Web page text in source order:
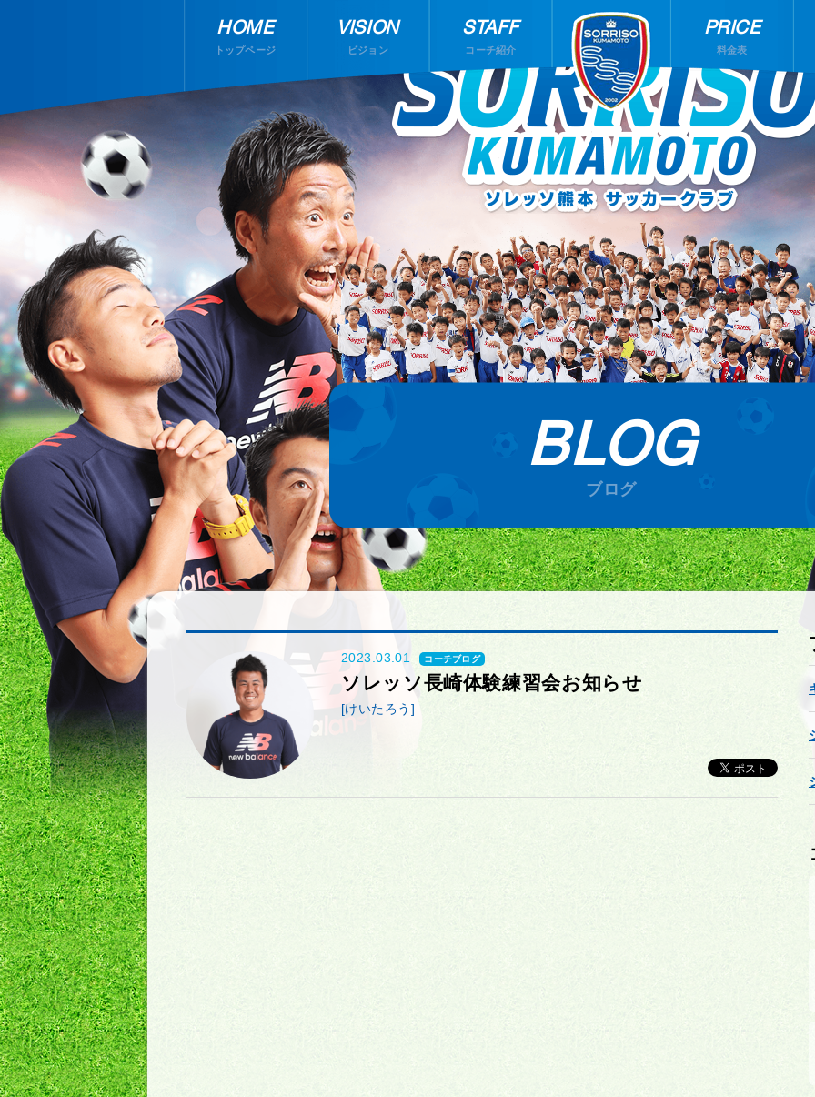
HOME
トップページ
VISION
ビジョン
STAFF
コーチ紹介
PRICE
料金表
BLOG
ブログ
2023.03.01 コーチブログ
ソレッソ長崎体験練習会お知らせ
[けいたろう]